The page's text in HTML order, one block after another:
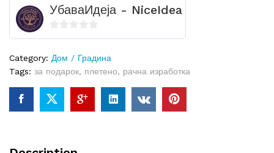
УбаваИдеја - NiceIdea
0
u
f
Category: Дом / Градина
Tags: за подарок, плетено, рачна изработка